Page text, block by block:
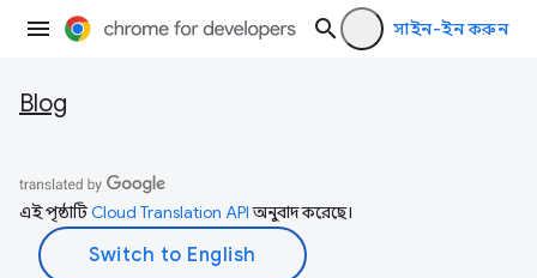
সাইন-ইন করুন
Blog
এই পৃষ্ঠাটিCloud Translation APIঅনুবাদ করেছে।